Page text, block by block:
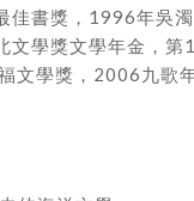
書獎，1996年吳
文學獎文學年金，第
文學獎，2006九歌年